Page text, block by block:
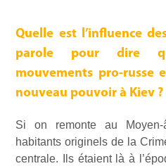
Quelle est l’influence
parole pour dire
mouvements pro-russe
nouveau pouvoir à Kiev ?
Si on remonte au
habitants originels de la
centrale. Ils étaient là à